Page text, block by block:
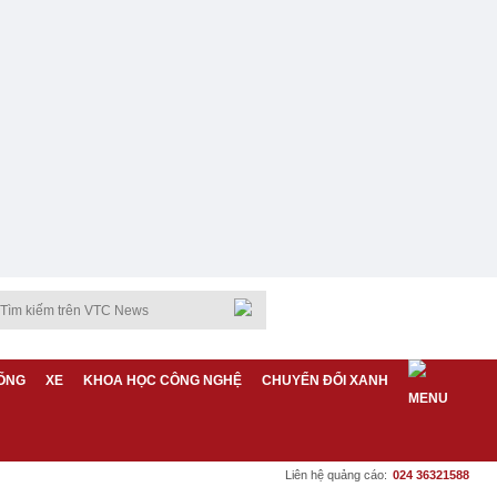
XE KHOA HỌC CÔNG NGHỆ CHUYỂN ĐỔI XANH
Liên hệ quảng cáo: 024 36321588